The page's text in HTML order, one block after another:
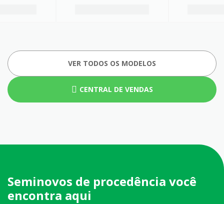
VER TODOS OS MODELOS
CENTRAL DE VENDAS
Seminovos de procedência você
encontra aqui